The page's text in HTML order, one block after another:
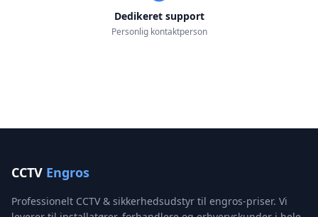
Dedikeret support
Personlig kontaktperson
CCTV Engros
Professionelt CCTV & sikkerhedsudstyr til engros-priser. Vi